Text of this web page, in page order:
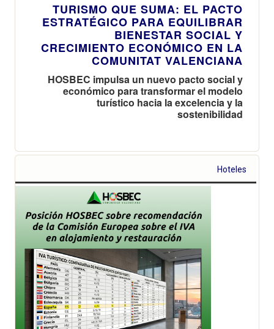
TURISMO QUE SUMA: EL PACTO
ESTRATÉGICO PARA EQUILIBRAR
BIENESTAR SOCIAL Y
CRECIMIENTO ECONÓMICO EN LA
COMUNITAT VALENCIANA
HOSBEC impulsa un nuevo pacto social y
económico para transformar el modelo
turístico hacia la excelencia y la
sostenibilidad
Hoteles